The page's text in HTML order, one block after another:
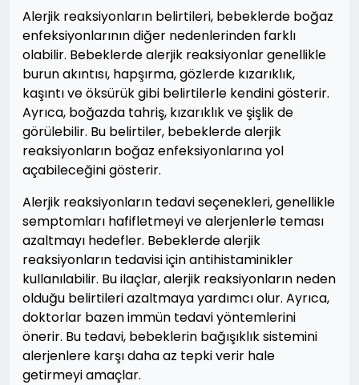
Alerjik reaksiyonların belirtileri, bebeklerde boğaz
enfeksiyonlarının diğer nedenlerinden farklı
olabilir. Bebeklerde alerjik reaksiyonlar genellikle
burun akıntısı, hapşırma, gözlerde kızarıklık,
kaşıntı ve öksürük gibi belirtilerle kendini gösterir.
Ayrıca, boğazda tahriş, kızarıklık ve şişlik de
görülebilir. Bu belirtiler, bebeklerde alerjik
reaksiyonların boğaz enfeksiyonlarına yol
açabileceğini gösterir.
Alerjik reaksiyonların tedavi seçenekleri, genellikle
semptomları hafifletmeyi ve alerjenlerle teması
azaltmayı hedefler. Bebeklerde alerjik
reaksiyonların tedavisi için antihistaminikler
kullanılabilir. Bu ilaçlar, alerjik reaksiyonların neden
olduğu belirtileri azaltmaya yardımcı olur. Ayrıca,
doktorlar bazen immün tedavi yöntemlerini
önerir. Bu tedavi, bebeklerin bağışıklık sistemini
alerjenlere karşı daha az tepki verir hale
getirmeyi amaçlar.